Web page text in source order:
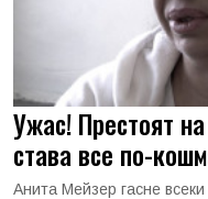
Ужас! Престоят
става все по-
Анита Мейзер гасне